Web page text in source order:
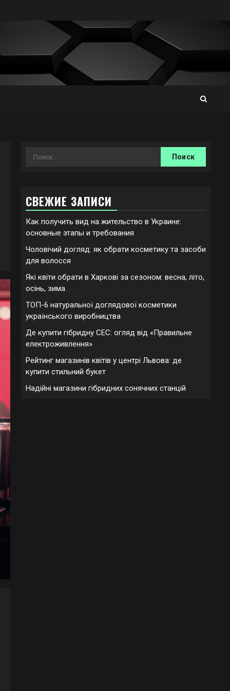
Найти:
СВЕЖИЕ ЗАПИСИ
Как получить вид на жительство в Украине:
основные этапы и требования
Чоловічий догляд: як обрати косметику та засоби
для волосся
Які квіти обрати в Харкові за сезоном: весна, літо,
осінь, зима
ТОП-6 натуральної доглядової косметики
українського виробництва
Де купити гібридну СЕС: огляд від «Правильне
електроживлення»
Рейтинг магазинів квітів у центрі Львова: де
купити стильний букет
Надійні магазини гібридних сонячних станцій